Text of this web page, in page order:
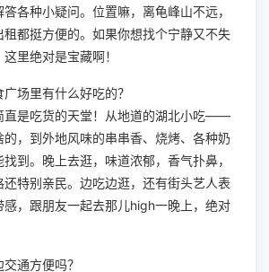
各种小疑问。位置嘛，离龟峰山不远，
租都挺方便的。如果你想找个宁静又不失
里绝对是宝藏啊！
场里有什么好吃的？
直是吃货的天堂！从地道的湖北小吃——
的，到外地风味的串串香、烧烤、各种奶
到。晚上去逛，味道浓郁，香气扑鼻，
还特别亲民。边吃边逛，还有街头艺人表
感，跟朋友一起去那儿high一晚上，绝对
通方便吗？